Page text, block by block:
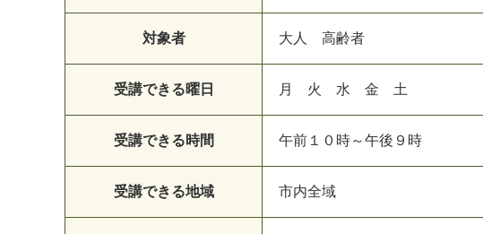
対象者 大人 高齢者
受講できる曜日 月 火 水 金 土
受講できる時間 午前１０時～午後９時
受講できる地域 市内全域